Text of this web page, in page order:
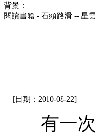
背景：
閱讀書籍 - 石頭路滑 --
[日期：2010-08-22]
有一次